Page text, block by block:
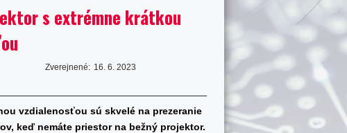
s extrémne krátkou
Zverejnené: 16. 6. 2023
vzdialenosťou sú skvelé na prezeranie
keď nemáte priestor na bežný projektor.